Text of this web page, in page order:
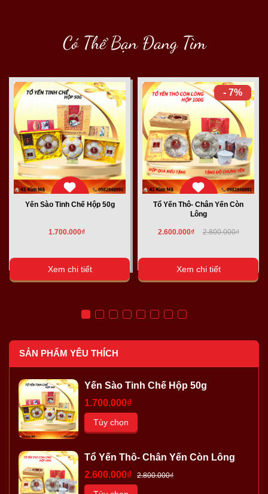
Có Thể Bạn Đang Tìm
Yến Sào Tinh Chế Hộp 50g
1.700.000₫
Xem chi tiết
- 7%
Tổ Yến Thô- Chân Yến Còn
Lông
2.600.000₫ 2.800.000₫
Xem chi tiết
SẢN PHẨM YÊU THÍCH
Yến Sào Tinh Chế Hộp 50g
1.700.000₫
Tùy chọn
Tổ Yến Thô- Chân Yến Còn Lông
2.600.000₫
2.800.000₫